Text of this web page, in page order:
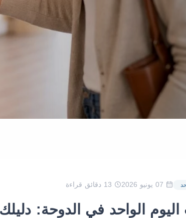
07 يونيو 2026 13 دقائق قراءة
الواحد في الدوحة: